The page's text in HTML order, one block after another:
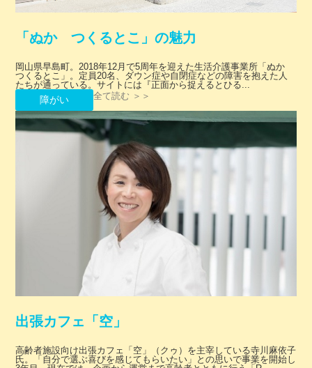
「ぬか つくるとこ」の魅力
岡山県早島町。2018年12月で5周年を迎えた生活介護事業所「ぬか
つくるとこ」。定員20名、ダウン症や自閉症などの障害を抱えた人
たちが通っている。サイトには『正面から捉えるとひる...
障がい 全て読む ＞＞
出張カフェ「空」
高齢者施設向け出張カフェ「空」（クゥ）を主宰している寺川麻依子
氏。「自分で選ぶ喜びを感じてもらいたい」との思いで事業を開始し